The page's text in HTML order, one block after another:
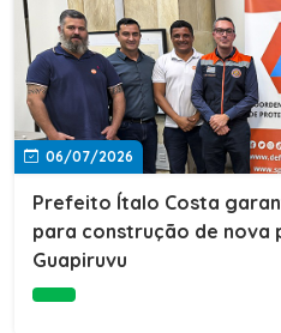
06/07/2026
Prefeito Ítalo Costa
para construção de nova
Guapiruvu